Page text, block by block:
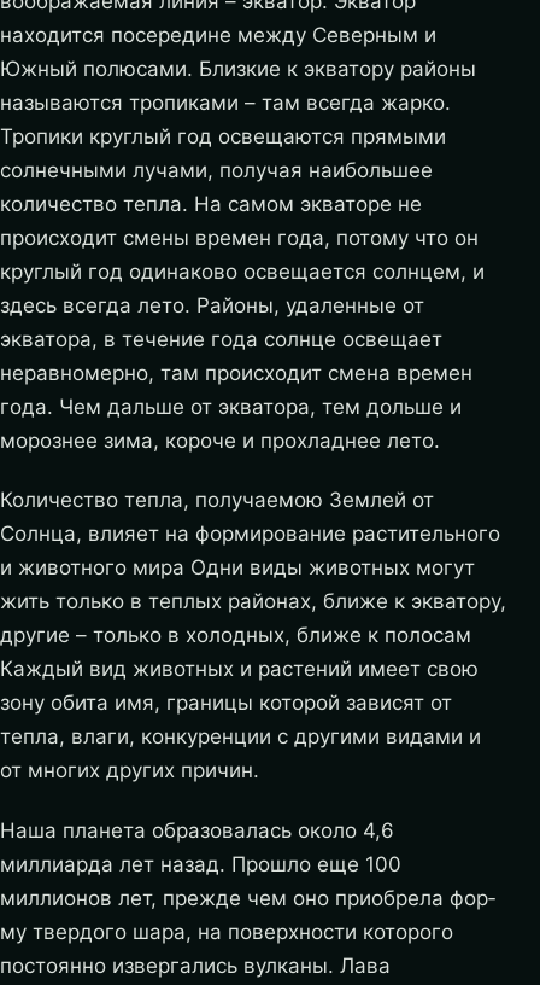
находится посередине между Северным и
Южный полюсами. Близкие к экватору районы
называются тропиками – там всегда жарко.
Тропики круглый год освещаются прямыми
солнечными лучами, получая наибольшее
количество тепла. На самом экваторе не
происходит смены времен года, потому что он
круглый год одинаково освещается солнцем, и
здесь всегда лето. Районы, удаленные от
экватора, в течение года солнце освещает
неравномерно, там происходит смена времен
года. Чем дальше от экватора, тем дольше и
морознее зима, короче и прохладнее лето.
Количество тепла, получаемою Землей от
Солнца, влияет на формирование растительного
и живот­ного мира Одни виды животных могут
жить только в теплых районах, ближе к экватору,
другие – только в холодных, ближе к полосам
Каждый вид животных и растений имеет свою
зону обита имя, границы которой зависят от
тепла, влаги, конкуренции с другими видами и
от многих других причин.
Наша планета образовалась около 4,6
миллиарда лет назад. Прошло еще 100
миллионов лет, прежде чем оно приобрела фор­
му твердого шара, на поверхности которого
постоянно изверга­лись вулканы. Лава